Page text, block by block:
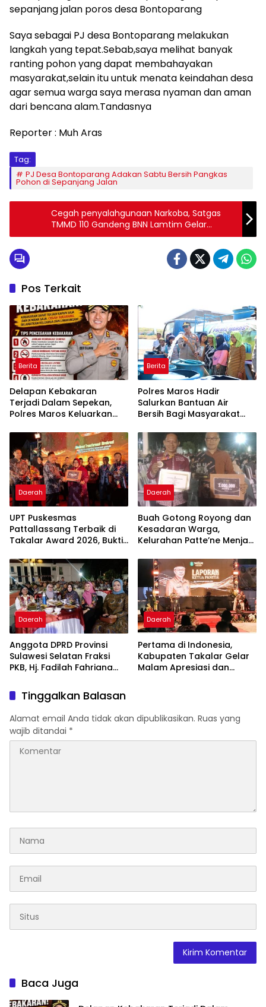
sepanjang jalan poros desa Bontoparang
Saya sebagai PJ desa Bontoparang melakukan
langkah yang tepat.Sebab,saya melihat banyak
ranting pohon yang dapat membahayakan
masyarakat,selain itu untuk menata keindahan desa
agar semua warga saya merasa nyaman dan aman
dari bencana alam.Tandasnya
Reporter : Muh Aras
Tag:
PJ Desa Bontoparang Adakan Sabtu Bersih Pangkas
Pohon di Sepanjang Jalan
Cegah penyalahgunaan Narkoba, Satgas
TMMD 110 Gandeng BNN Lamtim Gelar
Sosialisasi P4GN
Pos Terkait
Berita
Delapan Kebakaran
Terjadi Dalam Sepekan,
Polres Maros Keluarkan
Masyarakat
Berita
Polres Maros Hadir
Salurkan Bantuan Air
Bersih Bagi Masyarakat
Di Maros
Daerah
UPT Puskesmas
Pattallassang Terbaik di
Takalar Award 2026, Bukti
Pelayanan Kesehatan
Berkualitas
Daerah
Buah Gotong Royong dan
Kesadaran Warga,
Kelurahan Patte’ne Menjadi
2026
Daerah
Anggota DPRD Provinsi
Sulawesi Selatan Fraksi
PKB, Hj. Fadilah Fahriana
Takalar Menyalakan
Lentera Pengabdian
Melalui Malam Apresiasi
dan Inovasi Award 2026
Daerah
Pertama di Indonesia,
Kabupaten Takalar Gelar
Malam Apresiasi dan
Berprestasi
Tinggalkan Balasan
Alamat email Anda tidak akan dipublikasikan. Ruas yang
wajib ditandai *
Baca Juga